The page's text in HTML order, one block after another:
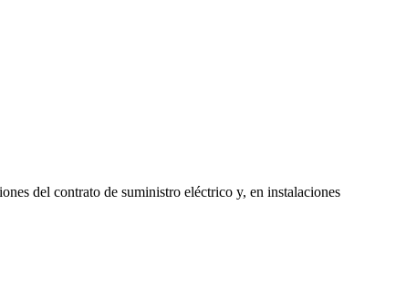
del contrato de suministro eléctrico y, en instalaciones